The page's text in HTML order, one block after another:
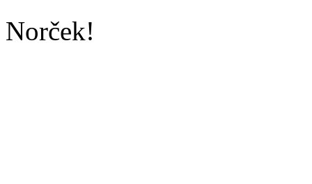
Norček!